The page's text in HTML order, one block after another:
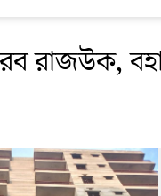
রাজউক,